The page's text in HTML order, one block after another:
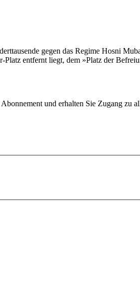
gegen das Regime Hosni
entfernt liegt, dem »Platz der
und erhalten Sie Zugang zu